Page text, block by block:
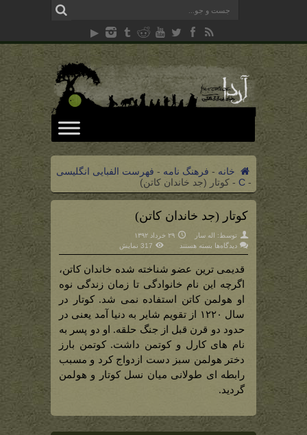
خانه - فرهنگ نامه - فهرست الفبایی انگلیسی
-
C
- کوتار (جد خاندان کاتن)
کوتار (جد خاندان کاتن)
توسط: اله سار
۲۹ خرداد ۱۳۹۲
دیدگاه‌ها برای
خاندان
کاتن)
بسته هستند 317 نمایش
قدیمی ترین عضو شناخته شده خاندان کاتن،
اگرچه این نام خانوادگی تا زمان زندگی نوه
او هولمن کاتن استفاده نمی شد. کوتار در
سال ۱۲۲۰ از تقویم شایر به دنیا آمد یعنی در
حدود دو قرن قبل از جنگ حلقه. او دو پسر به
نام های کارل و کوتمن داشت. کوتمن بارز
دختر هولمن سبز دست ازدواج کرد و مسبب
رابطه ای طولانی میان نسل کوتار و هولمن
گردید.